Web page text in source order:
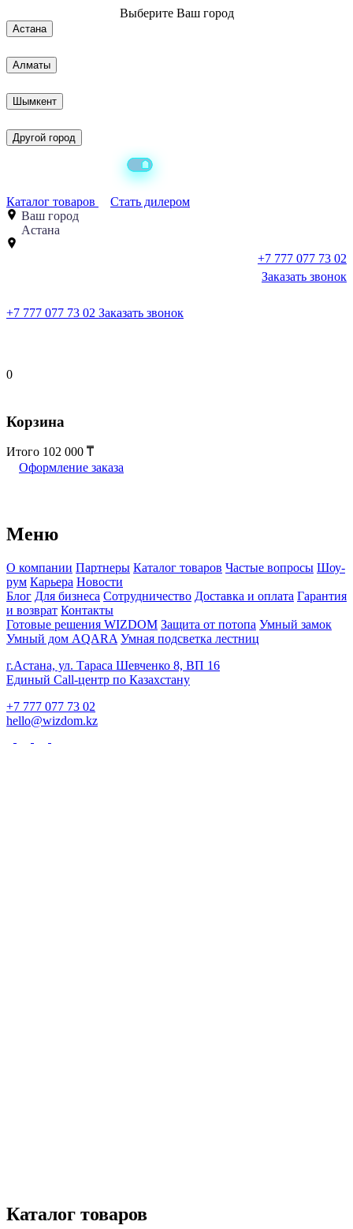
Выберите Ваш город
Астана
Алматы
Шымкент
Другой город
Каталог товаров
Стать дилером
Ваш город
Астана
+7 777 077 73 02
Заказать звонок
+7 777 077 73 02 Заказать звонок
0
Корзина
Итого 102 000
Оформление заказа
Меню
О компании Партнеры Каталог товаров Частые вопросы Шоу-
рум Карьера Новости
Блог Для бизнеса Сотрудничество Доставка и оплата Гарантия
и возврат Контакты
Готовые решения WIZDOM Защита от потопа Умный замок
Умный дом AQARA Умная подсветка лестниц
г.Астана, ул. Тараса Шевченко 8, ВП 16
Единый Call-центр по Казахстану
+7 777 077 73 02
hello@wizdom.kz
Каталог товаров